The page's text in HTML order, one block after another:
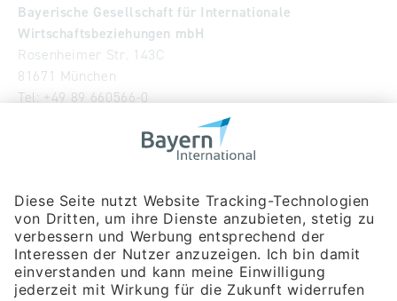
Bayerische Gesellschaft für Internationale
Wirtschaftsbeziehungen mbH
Rosenheimer Str. 143C
81671 München
Tel: +49 89 660566-0
Publikationen
Newsroom
Impressum
Datenschutzerklärung
Barrierefreiheitserklärung